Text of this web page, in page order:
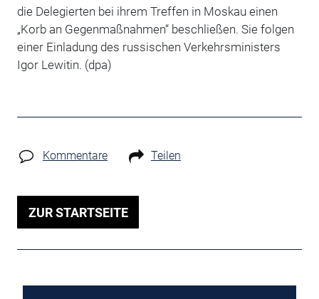
die Delegierten bei ihrem Treffen in Moskau einen
„Korb an Gegenmaßnahmen“ beschließen. Sie folgen
einer Einladung des russischen Verkehrsministers
Igor Lewitin. (dpa)
Kommentare Teilen
ZUR STARTSEITE